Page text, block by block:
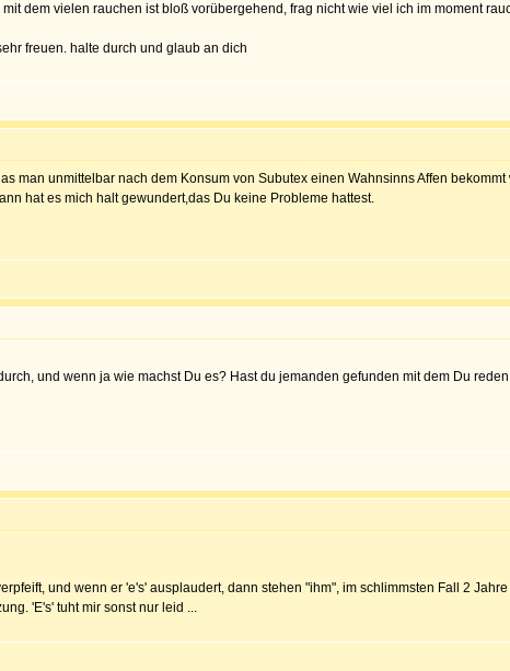
dem vielen rauchen ist bloß vorübergehend, frag nicht wie viel ich im moment
freuen. halte durch und glaub an dich
man unmittelbar nach dem Konsum von Subutex einen Wahnsinns Affen
hat es mich halt gewundert,das Du keine Probleme hattest.
und wenn ja wie machst Du es? Hast du jemanden gefunden mit dem Du
und wenn er 'e's' ausplaudert, dann stehen "ihm", im schlimmsten Fall 2
'E's' tuht mir sonst nur leid ...